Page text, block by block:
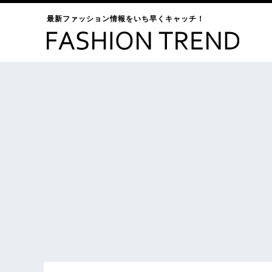
最新ファッション情報をいち早くキャッチ！